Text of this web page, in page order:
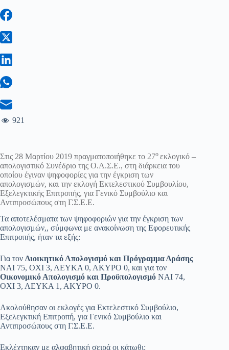
921
Στις 28 Μαρτίου 2019 πραγματοποιήθηκε το 27ο εκλογικό –
απολογιστικό Συνέδριο της Ο.Α.Σ.Ε., στη διάρκεια του
οποίου έγιναν ψηφοφορίες για την έγκριση των
απολογισμών, και την εκλογή Εκτελεστικού Συμβουλίου,
Εξελεγκτικής Επιτροπής, για Γενικό Συμβούλιο και
Αντιπροσώπους στη Γ.Σ.Ε.Ε.
Τα αποτελέσματα των ψηφοφοριών για την έγκριση των
απολογισμών,, σύμφωνα με ανακοίνωση της Εφορευτικής
Επιτροπής, ήταν τα εξής:
Για τον Διοικητικό Απολογισμό και Πρόγραμμα Δράσης
ΝΑΙ 75, ΟΧΙ 3, ΛΕΥΚΑ 0, ΑΚΥΡΟ 0, και για τον
Οικονομικό Απολογισμό και Προϋπολογισμό ΝΑΙ 74,
ΟΧΙ 3, ΛΕΥΚΑ 1, ΑΚΥΡΟ 0.
Ακολούθησαν οι εκλογές για Εκτελεστικό Συμβούλιο,
Εξελεγκτική Επιτροπή, για Γενικό Συμβούλιο και
Αντιπροσώπους στη Γ.Σ.Ε.Ε.
Εκλέχτηκαν με αλφαβητική σειρά οι κάτωθι: